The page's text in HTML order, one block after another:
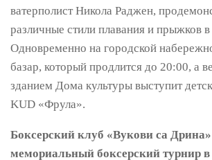
ватерполист Никола Раджен,
различные стили плавания и прыжков в
Одновременно на городской
базар, который продлится до 20:00, а
зданием Дома культуры выступит
KUD «Фрула».
Боксерский клуб «Вукови са
мемориальный боксерский турнир в